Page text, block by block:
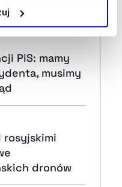
PiS: mamy
musimy
rosyjskimi
dronów